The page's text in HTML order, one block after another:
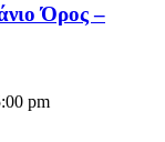
Όρος –
pm